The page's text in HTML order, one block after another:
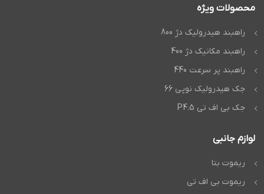
محصولات ویژه
راهبند هیدرولیک دژ 800
راهبند مکانیک دژ 400
راهبند پر سرعت 440
جک هیدرولیک نوپی 66
جک بی اف تی P4.5
لوازم جانبی
ریموت بتا
ریموت بی اف تی